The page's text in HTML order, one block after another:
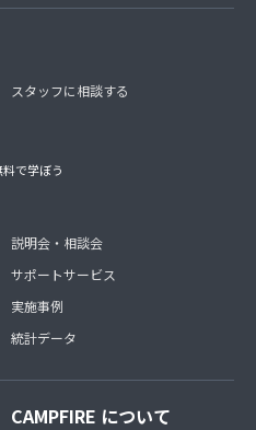
スタッフに相談する
で学ぼう
説明会・相談会
サポートサービス
実施事例
統計データ
CAMPFIRE について